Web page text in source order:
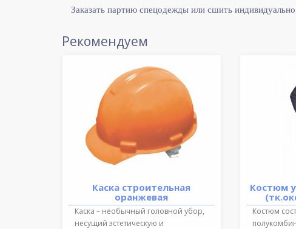
Заказать партию спецодежды или сшить
Рекомендуем
Каска строительная
оранжевая
Каска – необычный головной убор,
несущий эстетическую и
Костюм
Костюм